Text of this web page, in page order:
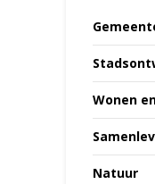
Wonen
Natuur